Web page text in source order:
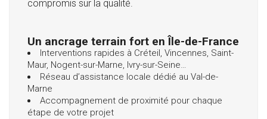
compromis sur la qualité.
Un ancrage terrain fort en Île-de-France
Interventions rapides à Créteil, Vincennes, Saint-
Maur, Nogent-sur-Marne, Ivry-sur-Seine…
Réseau d’assistance locale dédié au Val-de-
Marne
Accompagnement de proximité pour chaque
étape de votre projet